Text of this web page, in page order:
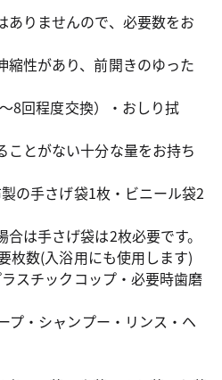
りませんので、必要数をお
性があり、前開きのゆった
8回程度交換）・おしり拭
とがない十分な量をお持ち
の手さげ袋1枚・ビニール袋2
は手さげ袋は2枚必要です。
枚数(入浴用にも使用します)
スチックコップ・必要時歯磨
プ・シャンプー・リンス・ヘ